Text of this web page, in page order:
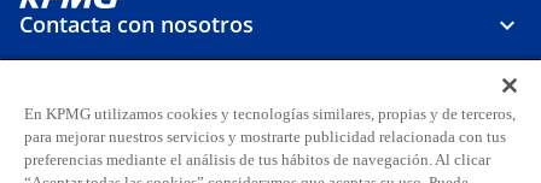
Contacta con nosotros
Sobre KPMG
En KPMG utilizamos cookies y tecnologías similares, propias y de terceros,
para mejorar nuestros servicios y mostrarte publicidad relacionada con tus
preferencias mediante el análisis de tus hábitos de navegación. Al clicar